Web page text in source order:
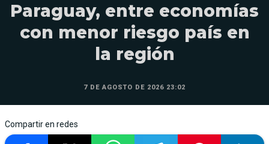
Paraguay, entre economías
con menor riesgo país en
la región
7 DE AGOSTO DE 2026 23:02
Compartir en redes